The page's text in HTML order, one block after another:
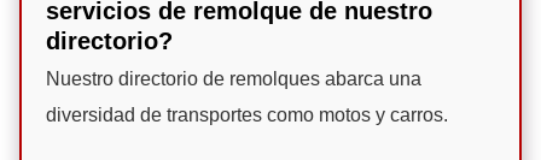
servicios de remolque de nuestro
directorio?
Nuestro directorio de remolques abarca una
diversidad de transportes como motos y carros.